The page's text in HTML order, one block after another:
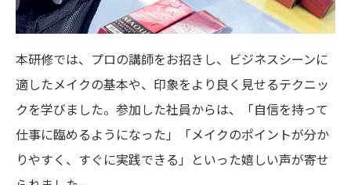
本研修では、プロの講師をお招きし、ビジネスシーンに
適したメイクの基本や、印象をより良く見せるテクニッ
クを学びました。参加した社員からは、「自信を持って
仕事に臨めるようになった」「メイクのポイントが分か
りやすく、すぐに実践できる」といった嬉しい声が寄せ